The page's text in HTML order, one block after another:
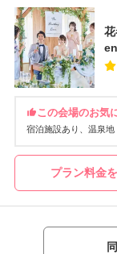
この会場のお気
宿泊施設あり 温泉地
プラン料金